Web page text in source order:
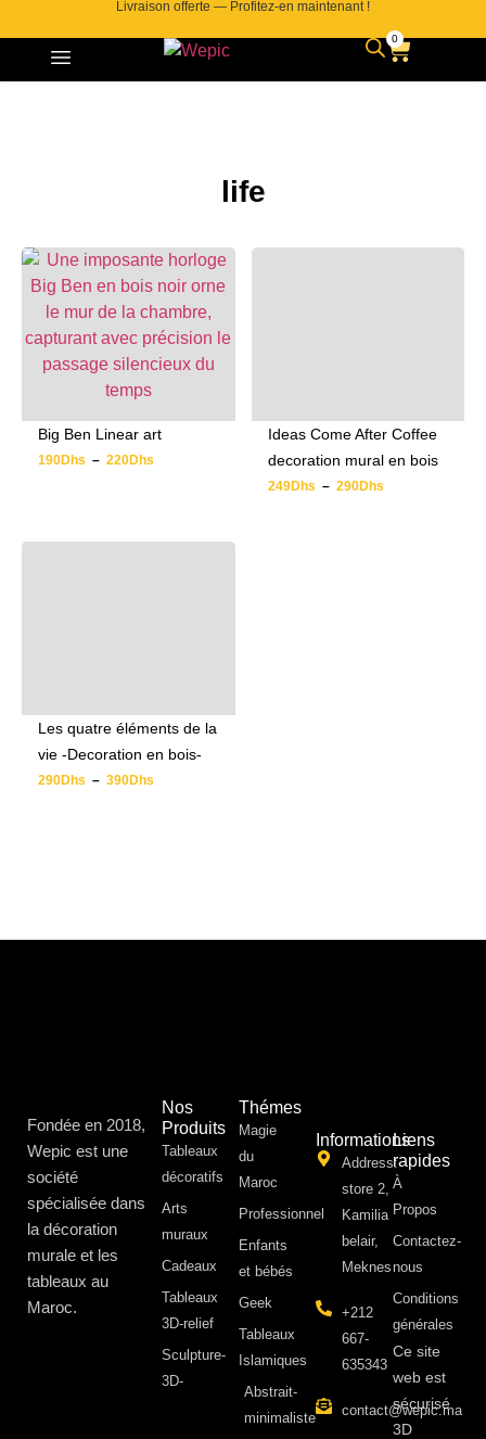
Livraison offerte — Profitez-en maintenant !
0
life
Big Ben Linear art
190Dhs – 220Dhs
Ideas Come After Coffee
decoration mural en bois
249Dhs – 290Dhs
Les quatre éléments de la
vie -Decoration en bois-
290Dhs – 390Dhs
Fondée en 2018,
Wepic est une
société
spécialisée dans
la décoration
murale et les
tableaux au
Maroc.
Nos
Produits
Tableaux
décoratifs
Arts
muraux
Cadeaux
Tableaux
3D-relief
Sculpture-
3D-
Thémes
Magie
du
Maroc
Professionnel
Enfants
et bébés
Geek
Tableaux
Islamiques
Abstrait-
minimaliste
Informations
Address:
store 2,
Kamilia
belair,
Meknes
+212
667-
635343
contact@wepic.ma
Liens
rapides
À
Propos ​
Contactez-
nous
Conditions
générales
Ce site
web est
sécurisé
3D